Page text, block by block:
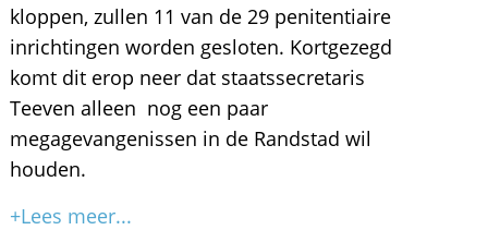
kloppen, zullen 11 van de 29 penitentiaire
inrichtingen worden gesloten. Kortgezegd
komt dit erop neer dat staatssecretaris
Teeven alleen nog een paar
megagevangenissen in de Randstad wil
houden.
+Lees meer...